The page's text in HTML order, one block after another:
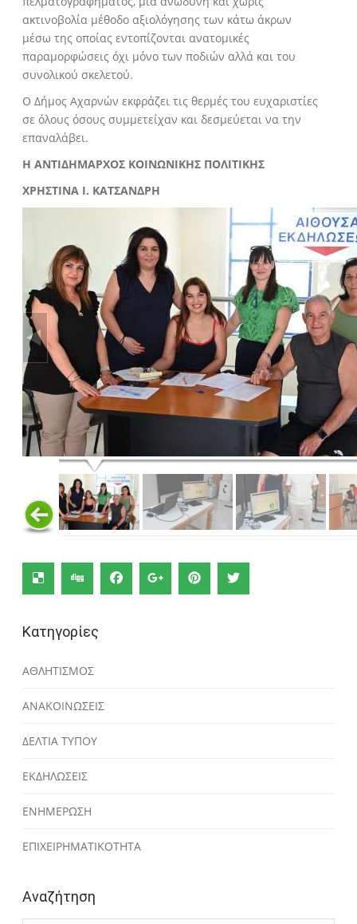
ακτινοβολία μέθοδο αξιολόγησης των κάτω άκρων
μέσω της οποίας εντοπίζονται ανατομικές
παραμορφώσεις όχι μόνο των ποδιών αλλά και του
συνολικού σκελετού.
Ο Δήμος Αχαρνών εκφράζει τις θερμές του ευχαριστίες
σε όλους όσους συμμετείχαν και δεσμεύεται να την
επαναλάβει.
Η ΑΝΤΙΔΗΜΑΡΧΟΣ ΚΟΙΝΩΝΙΚΗΣ ΠΟΛΙΤΙΚΗΣ
ΧΡΗΣΤΙΝΑ Ι. ΚΑΤΣΑΝΔΡΗ
Κατηγορίες
ΑΘΛΗΤΙΣΜΟΣ
ΑΝΑΚΟΙΝΩΣΕΙΣ
ΔΕΛΤΙΑ ΤΥΠΟΥ
ΕΚΔΗΛΩΣΕΙΣ
ΕΝΗΜΕΡΩΣΗ
ΕΠΙΧΕΙΡΗΜΑΤΙΚΟΤΗΤΑ
Αναζήτηση